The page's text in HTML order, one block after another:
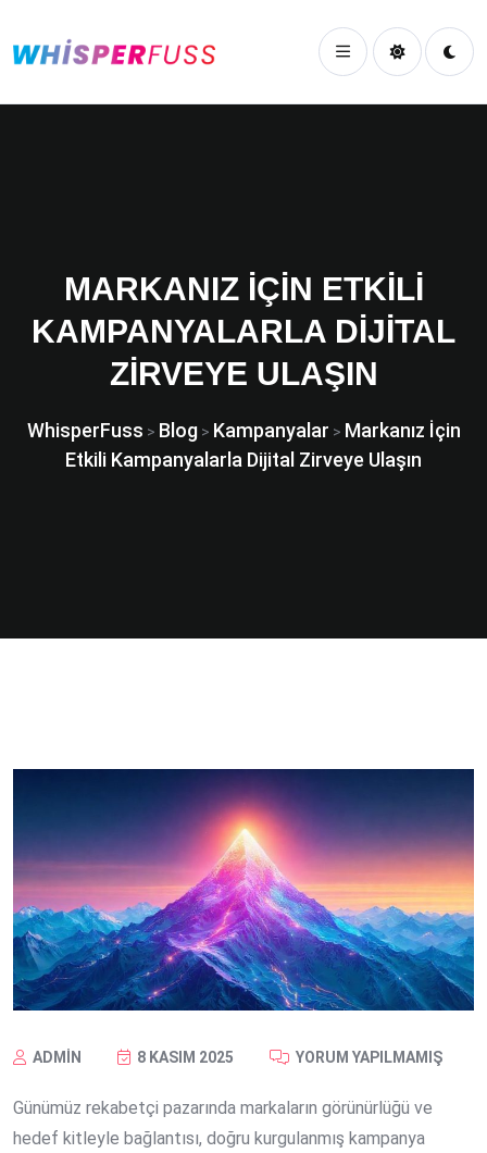
MARKANIZ İÇIN ETKILI
KAMPANYALARLA DIJITAL
ZIRVEYE ULAŞIN
WhisperFuss > Blog> Kampanyalar > Markanız İçin
Etkili Kampanyalarla Dijital Zirveye Ulaşın
ADMIN 8 KASIM 2025 YORUM YAPILMAMIŞ
Günümüz rekabetçi pazarında markaların görünürlüğü ve
hedef kitleyle bağlantısı, doğru kurgulanmış kampanya